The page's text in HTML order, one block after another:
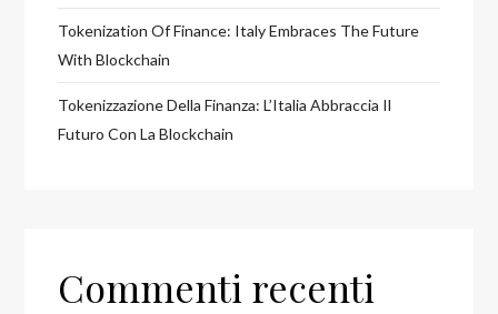
Tokenization Of Finance: Italy Embraces The Future
With Blockchain
Tokenizzazione Della Finanza: L’Italia Abbraccia Il
Futuro Con La Blockchain
Commenti recenti